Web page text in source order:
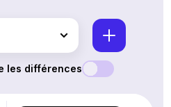
les différences